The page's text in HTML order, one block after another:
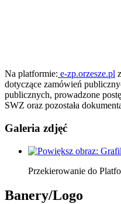
Na platformie: e-zp.orzesze.pl
dotyczące zamówień
publicznych, prowadzone
SWZ oraz pozostała
Galeria zdjęć
Przekierowanie do
Banery/Logo